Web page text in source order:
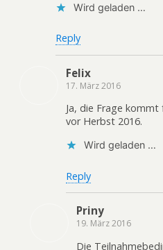
Wird geladen …
Reply
Felix
17. März 2016
Ja, die Frage kommt
vor Herbst 2016.
Wird geladen …
Reply
Priny
19. März 2016
Die